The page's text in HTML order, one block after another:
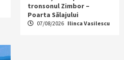
tronsonul Zimbor –
Poarta Sălajului
07/08/2026 Ilinca Vasilescu